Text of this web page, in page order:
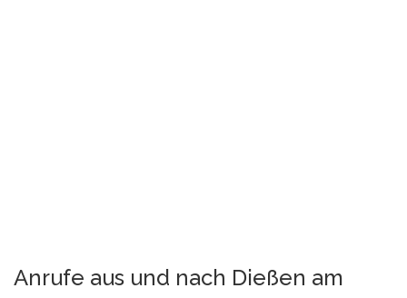
Anrufe aus und nach Dießen am